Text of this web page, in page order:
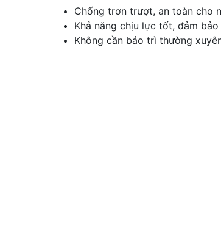
Chống trơn trượt, an toàn cho
Khả năng chịu lực tốt, đảm
Không cần bảo trì thường